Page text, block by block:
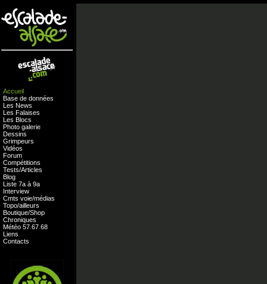
Accueil
Base de données
Les News
Les Falaises
Les Blocs
Photo galerie
Dessins
Grimpeurs
Vidéos
Forum
Compétitions
Tests/Articles
Blog
Liste 7a à 9a
Interview
Cmts voie/médias
Topo/ailleurs
Boutique/Shop
Chroniques
Météo 57 67 68
Liens
Contacts